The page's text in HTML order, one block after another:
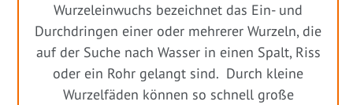
Wurzeleinwuchs bezeichnet das Ein- und
Durchdringen einer oder mehrerer Wurzeln, die
auf der Suche nach Wasser in einen Spalt, Riss
oder ein Rohr gelangt sind. Durch kleine
Wurzelfäden können so schnell große